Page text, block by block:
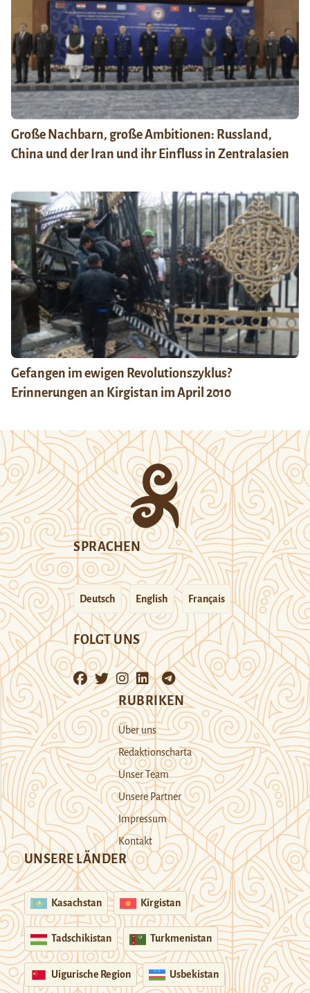
Große Nachbarn, große Ambitionen: Russland,
China und der Iran und ihr Einfluss in Zentralasien
Gefangen im ewigen Revolutionszyklus?
Erinnerungen an Kirgistan im April 2010
SPRACHEN
Deutsch English Français
FOLGT UNS
RUBRIKEN
Über uns
Redaktionscharta
Unser Team
Unsere Partner
Impressum
Kontakt
UNSERE LÄNDER
Kasachstan Kirgistan
Tadschikistan Turkmenistan
Uigurische Region Usbekistan